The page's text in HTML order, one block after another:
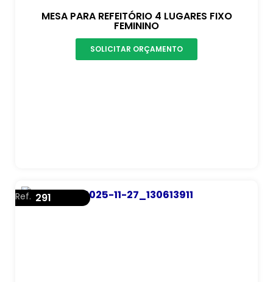
MESA PARA REFEITÓRIO 4 LUGARES FIXO
FEMININO
SOLICITAR ORÇAMENTO
Ref. 291